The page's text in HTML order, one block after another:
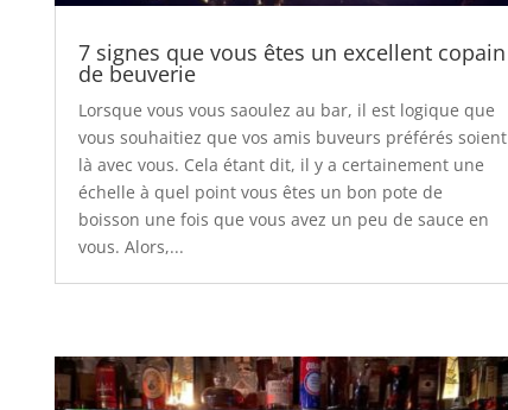
7 signes que vous êtes un excellent copain
de beuverie
Lorsque vous vous saoulez au bar, il est logique que
vous souhaitiez que vos amis buveurs préférés soient
là avec vous. Cela étant dit, il y a certainement une
échelle à quel point vous êtes un bon pote de
boisson une fois que vous avez un peu de sauce en
vous. Alors,...